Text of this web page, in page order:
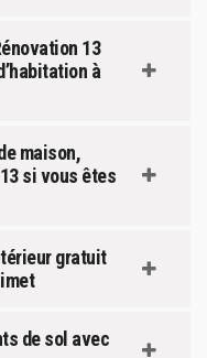
13
à
maison,
si vous êtes
gratuit
de sol avec